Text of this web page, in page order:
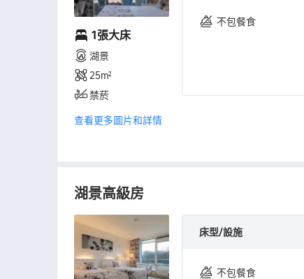
1張大床
湖景
25㎡
禁菸
查看更多圖片和詳情
不包餐食
湖景高級房
床型/設施
不包餐食